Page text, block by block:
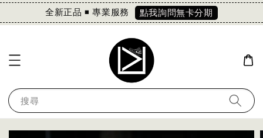
全新正品 ◾️ 專業服務 點我詢問無卡分期
搜尋